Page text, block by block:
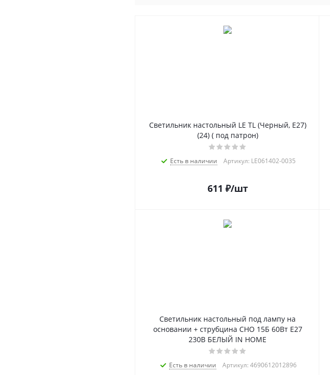
Светильник настольный LE TL (Черный, E27)
(24) ( под патрон)
Есть в наличии Артикул: LE061402-0035
611 ₽/шт
Светильник настольный под лампу на
основании + струбцина СНО 15Б 60Вт E27
230В БЕЛЫЙ IN HOME
Есть в наличии Артикул: 4690612012896